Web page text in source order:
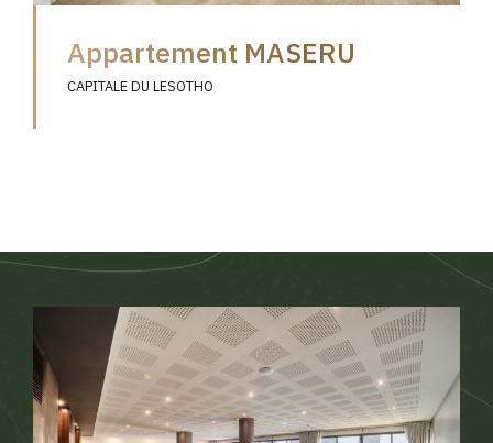
Appartement MASERU
CAPITALE DU LESOTHO